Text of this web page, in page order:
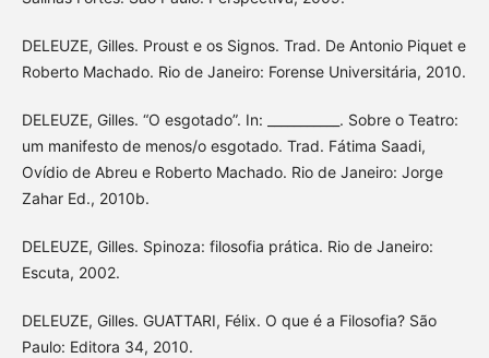
DELEUZE, Gilles. Proust e os Signos. Trad. De Antonio Piquet e
Roberto Machado. Rio de Janeiro: Forense Universitária, 2010.
DELEUZE, Gilles. “O esgotado”. In: ___________. Sobre o Teatro:
um manifesto de menos/o esgotado. Trad. Fátima Saadi,
Ovídio de Abreu e Roberto Machado. Rio de Janeiro: Jorge
Zahar Ed., 2010b.
DELEUZE, Gilles. Spinoza: filosofia prática. Rio de Janeiro:
Escuta, 2002.
DELEUZE, Gilles. GUATTARI, Félix. O que é a Filosofia? São
Paulo: Editora 34, 2010.